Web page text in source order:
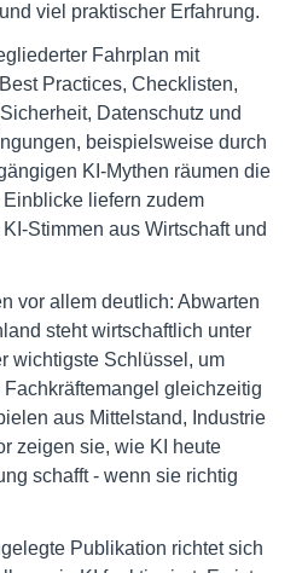
viel praktischer Erfahrung.
Fahrplan mit
Practices, Checklisten,
Datenschutz und
beispielsweise durch
KI-Mythen räumen die
liefern zudem
Stimmen aus Wirtschaft und
vor allem deutlich: Abwarten
steht wirtschaftlich unter
wichtigste Schlüssel, um
gleichzeitig
aus Mittelstand, Industrie
zeigen sie, wie KI heute
schafft - wenn sie richtig
Publikation richtet sich